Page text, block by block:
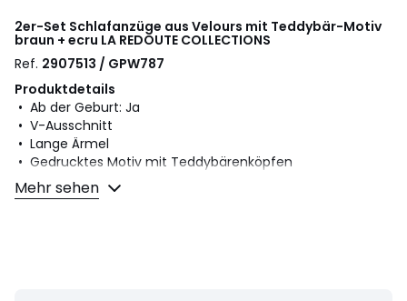
2er-Set Schlafanzüge aus Velours mit Teddybär-Motiv
braun + ecru LA REDOUTE COLLECTIONS
Ref. 2907513 / GPW787
Produktdetails
• Ab der Geburt: Ja
• V-Ausschnitt
• Lange Ärmel
• Gedrucktes Motiv mit Teddybärenköpfen
• Druckknopfverschluss vorne
• Verschluss im Schritt: Druckknopfverschluss
Mehr sehen